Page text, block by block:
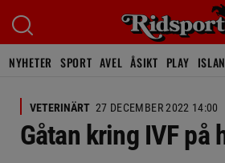
NYHETER SPORT AVEL ÅSIKT PLAY
VETERINÄRT 27 DECEMBER 2022 14:00
Gåtan kring IVF på